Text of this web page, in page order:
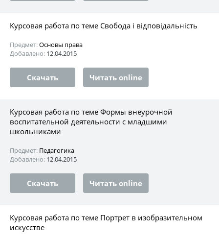
Курсовая работа по теме Свобода і відповідальність
Предмет:Основы права
Добавлено: 12.04.2015
Скачать Читать online
Курсовая работа по теме Формы внеурочной
воспитательной деятельности с младшими
школьниками
Предмет: Педагогика
Добавлено: 12.04.2015
Скачать Читать online
Курсовая работа по теме Портрет в изобразительном
искусстве